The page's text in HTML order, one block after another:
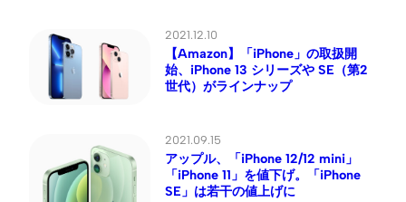
2021.12.10
【Amazon】「iPhone」の取扱開
始、iPhone 13 シリーズや SE（第2
世代）がラインナップ
2021.09.15
アップル、「iPhone 12/12 mini」
「iPhone 11」を値下げ。「iPhone
SE」は若干の値上げに